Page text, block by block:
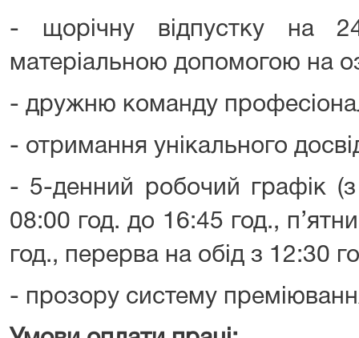
- щорічну відпустку на
матеріальною допомогою на
- дружню команду
- отримання унікального
- 5-денний робочий графік
08:00 год. до 16:45 год.,
год., перерва на обід з 12:30
- прозору систему